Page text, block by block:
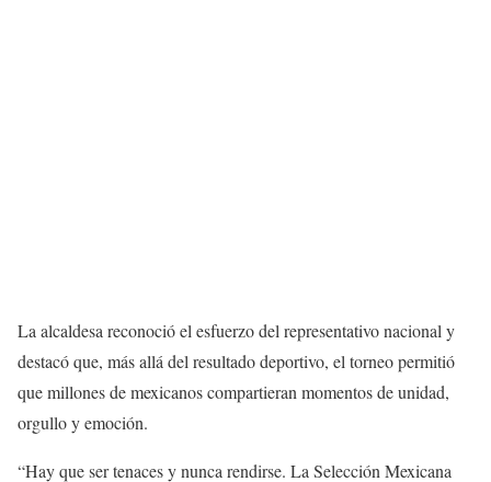
La alcaldesa reconoció el esfuerzo del representativo nacional y
destacó que, más allá del resultado deportivo, el torneo permitió
que millones de mexicanos compartieran momentos de unidad,
orgullo y emoción.
“Hay que ser tenaces y nunca rendirse. La Selección Mexicana